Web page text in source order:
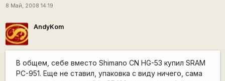
8 Май, 2008 14:19
AndyKom
В общем, себе вместо Shimano CN HG-53 купил SRAM
PC-951. Еще не ставил, упаковка с виду ничего, сама